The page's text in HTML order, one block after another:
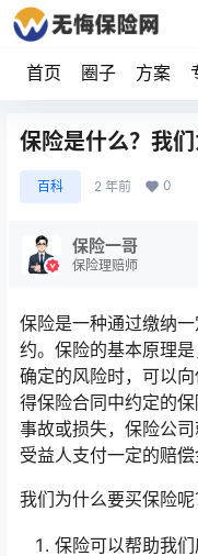
首页 圈子 方案
保险是什么？我们
百科 2 年前 0
保险一哥
保险理赔师
保险是一种通过缴纳
约。保险的基本原理
确定的风险时，可以
得保险合同中约定的
事故或损失，保险公
受益人支付一定的赔偿
我们为什么要买保险呢
保险可以帮助我